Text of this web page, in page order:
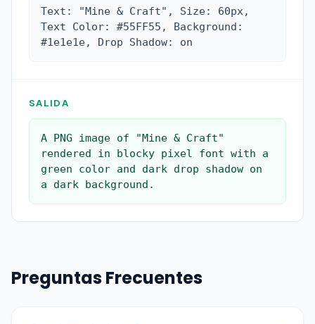
Text: "Mine & Craft", Size: 60px,
Text Color: #55FF55, Background:
#1e1e1e, Drop Shadow: on
SALIDA
A PNG image of "Mine & Craft"
rendered in blocky pixel font with a
green color and dark drop shadow on
a dark background.
Preguntas Frecuentes